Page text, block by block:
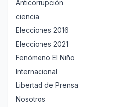
Anticorrupción
ciencia
Elecciones 2016
Elecciones 2021
Fenómeno El Niño
Internacional
Libertad de Prensa
Nosotros